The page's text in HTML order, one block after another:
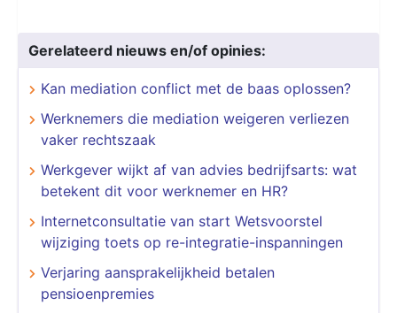
Gerelateerd nieuws en/of opinies:
Kan mediation conflict met de baas oplossen?
Werknemers die mediation weigeren verliezen
vaker rechtszaak
Werkgever wijkt af van advies bedrijfsarts: wat
betekent dit voor werknemer en HR?
Internetconsultatie van start Wetsvoorstel
wijziging toets op re-integratie-inspanningen
Verjaring aansprakelijkheid betalen
pensioenpremies